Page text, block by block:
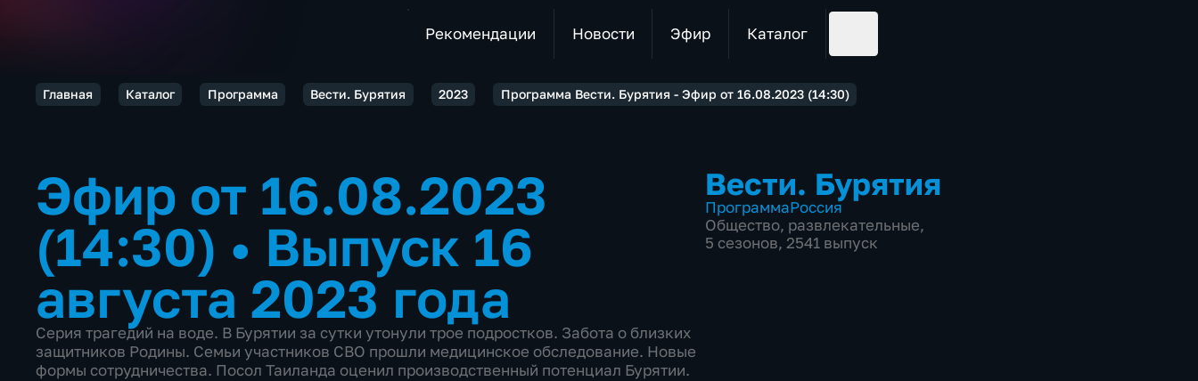
Рекомендации Новости Эфир Каталог
Главная Каталог Программа Вести. Бурятия 2023 Программа Вести. Бурятия - Эфир от 16.08.2023 (14:30)
Эфир от 16.08.2023
(14:30) • Выпуск 16
августа 2023 года
Серия трагедий на воде. В Бурятии за сутки утонули трое подростков. Забота о близких
защитников Родины. Семьи участников СВО прошли медицинское обследование. Новые
формы сотрудничества. Посол Таиланда оценил производственный потенциал Бурятии.
Вести. Бурятия
ПрограммаРоссия
Общество, развлекательные,
5 сезонов, 2541 выпуск